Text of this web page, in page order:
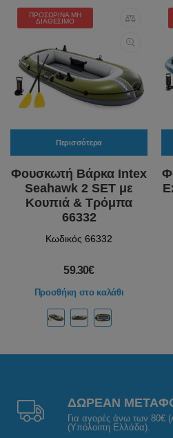
ΠΡΟΣΩΡΙΝΆ ΜΗ
ΔΙΑΘΈΣΙΜΟ
Περισσότερα
Φουσκωτή Βάρκα Intex
Seahawk 2 SET με
Κουπιά & Τρόμπα
66332
Κωδικός 66332
59.30€
Προσθήκη στο καλάθι
ΔΩΡΕΑΝ
Για αγορές άνω των 80€
(Υπόλοιπη Ελλάδα).